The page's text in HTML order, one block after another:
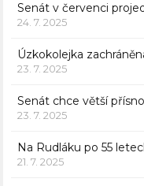
Senát v červenci
24. 7. 2025
Úzkokolejka
23. 7. 2025
Senát chce větší
23. 7. 2025
Na Rudláku po 55
21. 7. 2025